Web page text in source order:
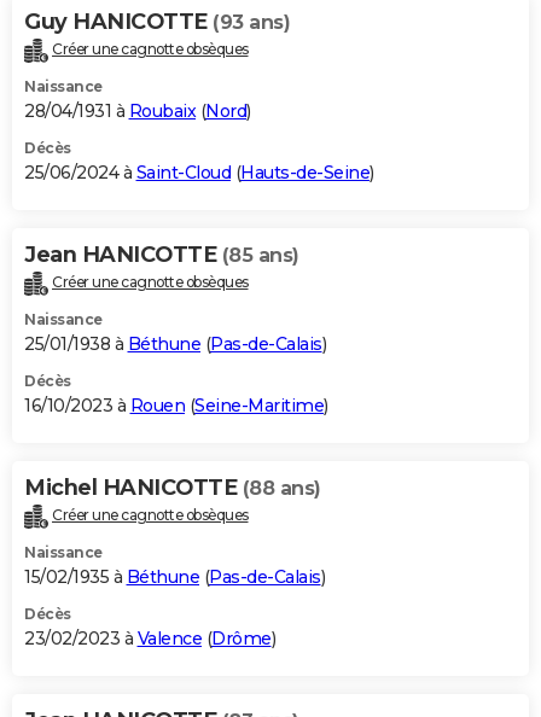
Guy HANICOTTE (93 ans)
Créer une cagnotte obsèques
Naissance
28/04/1931 à Roubaix(Nord)
Décès
25/06/2024 à Saint-Cloud (Hauts-de-Seine)
Jean HANICOTTE (85 ans)
Créer une cagnotte obsèques
Naissance
25/01/1938 à Béthune (Pas-de-Calais)
Décès
16/10/2023 à Rouen (Seine-Maritime)
Michel HANICOTTE (88 ans)
Créer une cagnotte obsèques
Naissance
15/02/1935 à Béthune (Pas-de-Calais)
Décès
23/02/2023 à Valence (Drôme)